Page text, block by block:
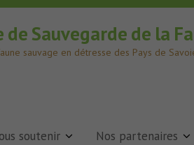
Sauvegarde de la
sauvage en détresse des Pays de
soutenir Nos partenaires